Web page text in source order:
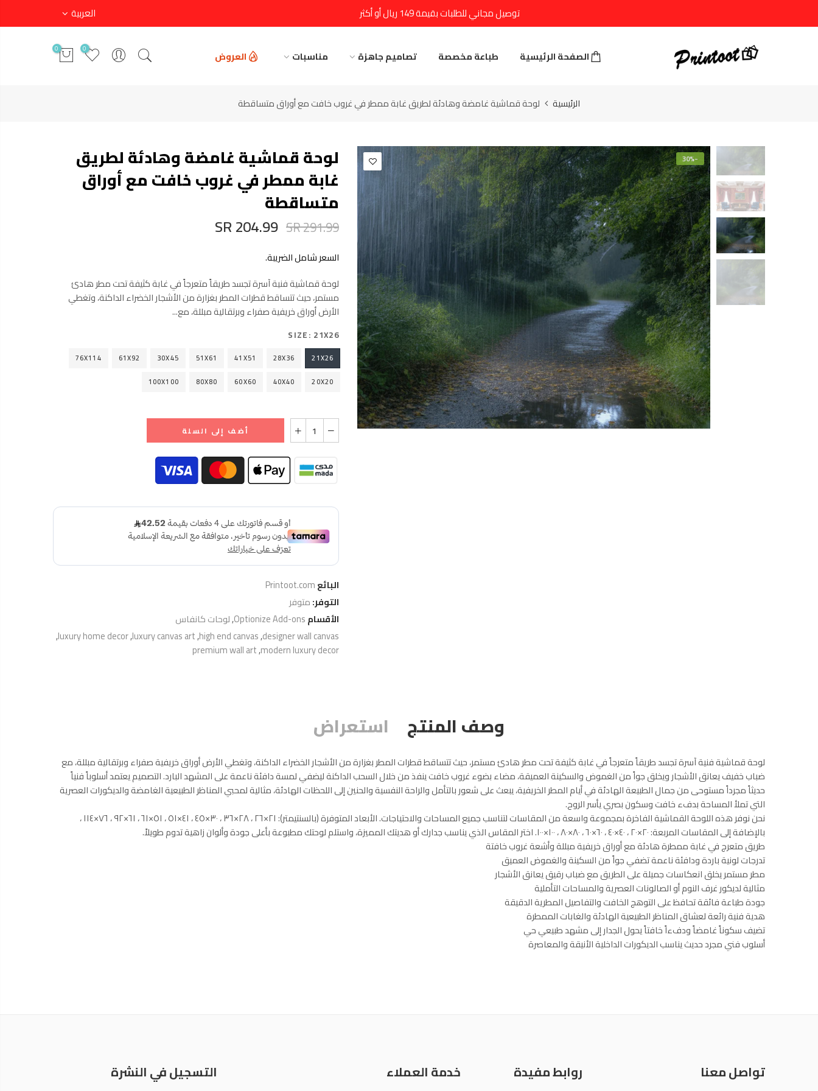
توصيل مجاني للطلبات بقيمة 149 ريال أو أكثر العربية
الصفحة الرئيسية طباعة مخصصة تصاميم جاهزة مناسبات العروض 0
0
الرئيسية لوحة قماشية غامضة وهادئة لطريق غابة ممطر في غروب خافت مع أوراق متساقطة
-30% لوحة قماشية غامضة وهادئة لطريق
غابة ممطر في غروب خافت مع أوراق
متساقطة
291.99 SR
204.99 SR
السعر شامل الضريبة.
لوحة قماشية فنية آسرة تجسد طريقاً متعرجاً في غابة كثيفة تحت مطر هادئ
مستمر، حيث تتساقط قطرات المطر بغزارة من الأشجار الخضراء الداكنة، وتغطي
الأرض أوراق خريفية صفراء وبرتقالية مبللة، مع...
SIZE: 21X26
21X26
28X36
41X51
51X61
30X45
61X92
76X114
20X20
40X40
60X60
80X80
100X100
أضف إلى السلة
البائعPrintoot.com
التوفر:متوفر
الأقسامOptionize Add-ons
,لوحات كانفاس
designer wall canvas
,
high end canvas
,
luxury canvas art
,
luxury home decor
,
modern luxury decor
,
premium wall art
وصف المنتج استعراض
لوحة قماشية فنية آسرة تجسد طريقاً متعرجاً في غابة كثيفة تحت مطر هادئ مستمر، حيث تتساقط قطرات المطر بغزارة من الأشجار الخضراء الداكنة، وتغطي الأرض أوراق خريفية صفراء وبرتقالية مبللة، مع
ضباب خفيف يعانق الأشجار ويخلق جواً من الغموض والسكينة العميقة، مضاء بضوء غروب خافت ينفذ من خلال السحب الداكنة ليضفي لمسة دافئة ناعمة على المشهد البارد. التصميم يعتمد أسلوباً فنياً
حديثاً مجرداً مستوحى من جمال الطبيعة الهادئة في أيام المطر الخريفية، يبعث على شعور بالتأمل والراحة النفسية والحنين إلى اللحظات الهادئة، مثالية لمحبي المناظر الطبيعية الغامضة والديكورات العصرية
التي تملأ المساحة بدفء خافت وسكون بصري يأسر الروح.
نحن نوفر هذه اللوحة القماشية الفاخرة بمجموعة واسعة من المقاسات لتناسب جميع المساحات والاحتياجات. الأبعاد المتوفرة (بالسنتيمتر): ٢١×٢٦ ، ٢٨×٣٦ ، ٣٠×٤٥ ، ٤١×٥١ ، ٥١×٦١ ، ٦١×٩٢ ، ٧٦×١١٤ ،
بالإضافة إلى المقاسات المربعة: ٢٠×٢٠ ، ٤٠×٤٠ ، ٦٠×٦٠ ، ٨٠×٨٠ ، ١٠٠×١٠٠. اختر المقاس الذي يناسب جدارك أو هديتك المميزة، واستلم لوحتك مطبوعة بأعلى جودة وألوان زاهية تدوم طويلاً.
طريق متعرج في غابة ممطرة هادئة مع أوراق خريفية مبللة وأشعة غروب خافتة
تدرجات لونية باردة ودافئة ناعمة تضفي جواً من السكينة والغموض العميق
مطر مستمر يخلق انعكاسات جميلة على الطريق مع ضباب رقيق يعانق الأشجار
مثالية لديكور غرف النوم أو الصالونات العصرية والمساحات التأملية
جودة طباعة فائقة تحافظ على التوهج الخافت والتفاصيل المطرية الدقيقة
هدية فنية رائعة لعشاق المناظر الطبيعية الهادئة والغابات الممطرة
تضيف سكوناً غامضاً ودفءاً خافتاً يحول الجدار إلى مشهد طبيعي حي
أسلوب فني مجرد حديث يناسب الديكورات الداخلية الأنيقة والمعاصرة
تواصل معنا روابط مفيدة خدمة العملاء التسجيل في النشرة